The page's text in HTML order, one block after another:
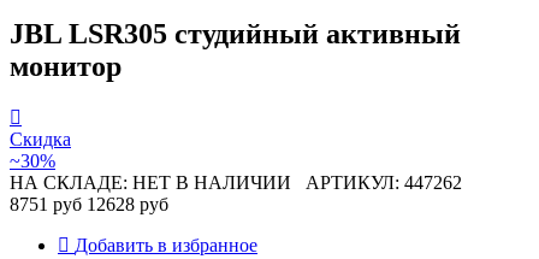
JBL LSR305 студийный активный
монитор
Скидка
~30%
НА СКЛАДЕ: НЕТ В НАЛИЧИИ АРТИКУЛ: 447262
8751 руб 12628 руб
Добавить в избранное